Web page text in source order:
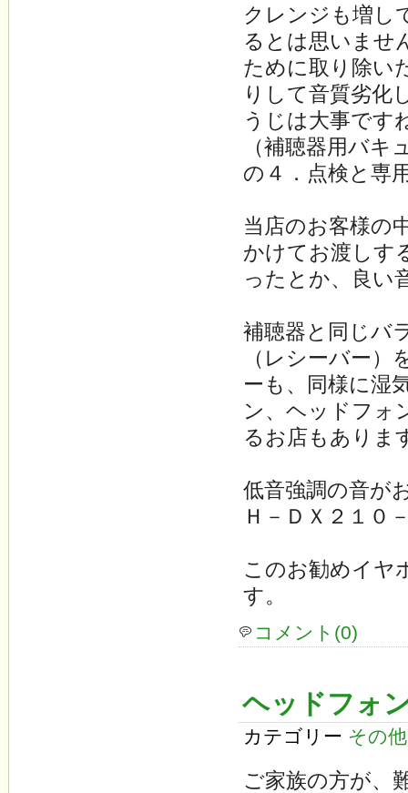
クレンジも増し
るとは思いませ
ために取り除い
りして音質劣化
うじは大事です
（補聴器用バ
の４．点検と専
当店のお客様の
かけてお渡しす
ったとか、良い
補聴器と同じバ
（レシーバー
ーも、同様に湿
ン、ヘッドフォ
るお店もありま
低音強調の音が
Ｈ－ＤＸ２１０
このお勧めイヤ
す。
コメント(0)
ヘッドフォ
カテゴリー その他
ご家族の方が、